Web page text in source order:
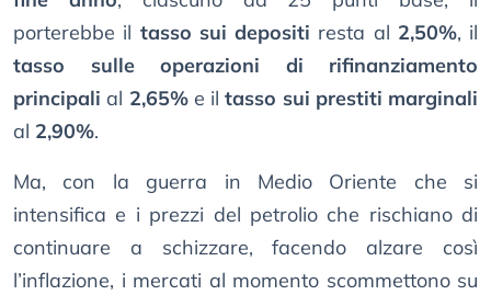
porterebbe il tasso sui depositi resta al 2,50%, il
tasso sulle operazioni di rifinanziamento
principali al 2,65%e il tasso sui prestiti marginali
al 2,90%.
Ma, con la guerra in Medio Oriente che si
intensifica e i prezzi del petrolio che rischiano di
continuare a schizzare, facendo alzare così
l’inflazione, i mercati al momento scommettono su